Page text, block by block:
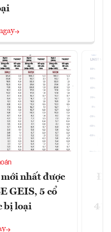
nhất được
GEIS, 5 cổ
bị loại
Đã